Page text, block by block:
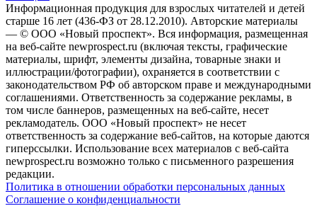
Информационная продукция для взрослых читателей и детей
старше 16 лет (436-ФЗ от 28.12.2010). Авторские материалы
— © ООО «Новый проспект». Вся информация, размещенная
на веб-сайте newprospect.ru (включая тексты, графические
материалы, шрифт, элементы дизайна, товарные знаки и
иллюстрации/фотографии), охраняется в соответствии с
законодательством РФ об авторском праве и международными
соглашениями. Ответственность за содержание рекламы, в
том числе баннеров, размещенных на веб-сайте, несет
рекламодатель. ООО «Новый проспект» не несет
ответственность за содержание веб-сайтов, на которые даются
гиперссылки. Использование всех материалов с веб-сайта
newprospect.ru возможно только с письменного разрешения
редакции.
Политика в отношении обработки персональных данных
Соглашение о конфиденциальности